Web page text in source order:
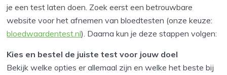
je een test laten doen. Zoek eerst een betrouwbare
website voor het afnemen van bloedtesten (onze keuze:
bloedwaardentest.nl). Daarna kun je deze stappen volgen:
Kies en bestel de juiste test voor jouw doel
Bekijk welke opties er allemaal zijn en welke het beste bij